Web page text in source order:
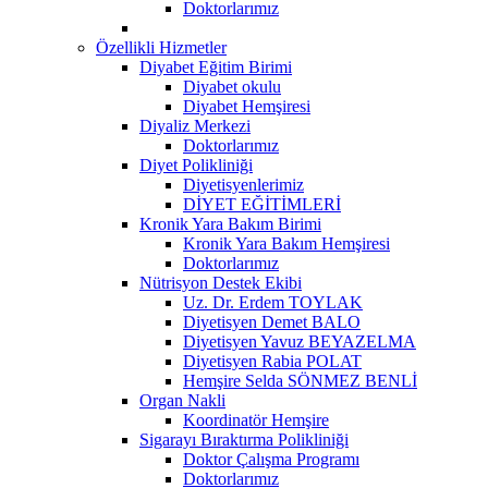
Doktorlarımız
Özellikli Hizmetler
Diyabet Eğitim Birimi
Diyabet okulu
Diyabet Hemşiresi
Diyaliz Merkezi
Doktorlarımız
Diyet Polikliniği
Diyetisyenlerimiz
DİYET EĞİTİMLERİ
Kronik Yara Bakım Birimi
Kronik Yara Bakım Hemşiresi
Doktorlarımız
Nütrisyon Destek Ekibi
Uz. Dr. Erdem TOYLAK
Diyetisyen Demet BALO
Diyetisyen Yavuz BEYAZELMA
Diyetisyen Rabia POLAT
Hemşire Selda SÖNMEZ BENLİ
Organ Nakli
Koordinatör Hemşire
Sigarayı Bıraktırma Polikliniği
Doktor Çalışma Programı
Doktorlarımız